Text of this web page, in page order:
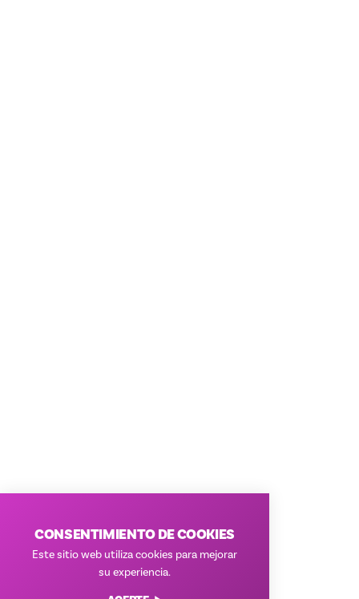
CONSENTIMIENTO DE COOKIES
Este sitio web utiliza cookies para mejorar
su experiencia.